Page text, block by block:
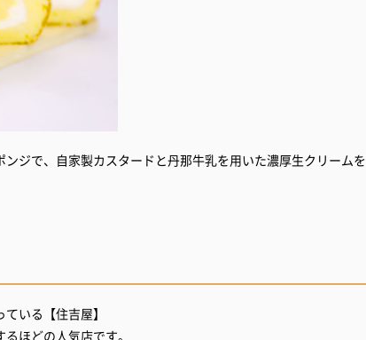
ジで、自家製カスタードと丹那牛乳を用いた濃厚生クリームを
いる【住吉屋】
ほどの人気店です。